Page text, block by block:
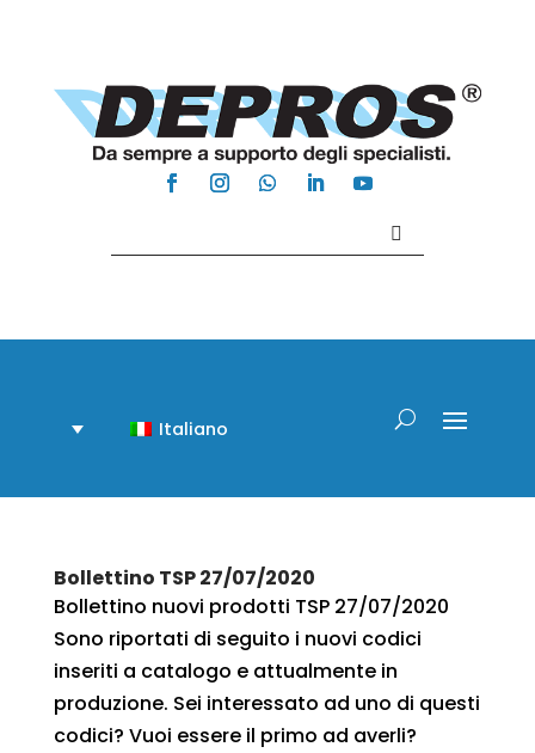
Italiano
Bollettino TSP 27/07/2020
Bollettino nuovi prodotti TSP 27/07/2020
Sono riportati di seguito i nuovi codici
inseriti a catalogo e attualmente in
produzione. Sei interessato ad uno di questi
codici? Vuoi essere il primo ad averli?